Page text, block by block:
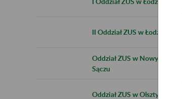
II Oddział ZUS w Łodzi
Oddział ZUS w Nowym
Sączu
Oddział ZUS w Olsztynie